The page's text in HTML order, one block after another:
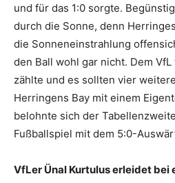
und für das 1:0 sorgte.
durch die Sonne, denn
die Sonneneinstrahlung
den Ball wohl gar nicht. Dem VfL
zählte und es sollten vier
Herringens Bay mit einem
belohnte sich der
Fußballspiel mit dem 5:0-
VfLer Ünal Kurtulus erleidet bei